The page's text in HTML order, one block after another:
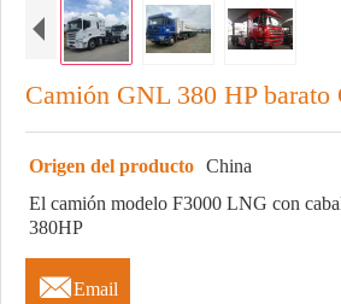
Camión GNL 380 HP barato
Origen del producto China
El camión modelo F3000 LNG con
380HP
Email